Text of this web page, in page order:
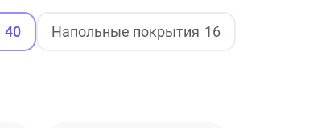
40 Напольные покрытия 16